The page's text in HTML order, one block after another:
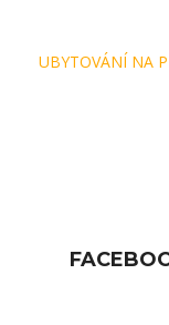
Navigace
UBYTOVÁNÍ NA